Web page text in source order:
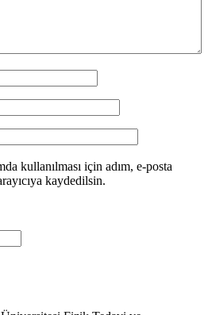
kullanılması için adım, e-posta
kaydedilsin.